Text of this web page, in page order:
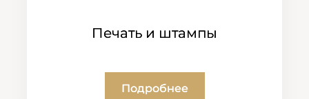
Печать и штампы
Подробнее